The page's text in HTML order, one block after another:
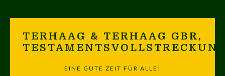
TERHAAG & TERHAAG GBR,
EINE GUTE ZEIT FÜR ALLE!